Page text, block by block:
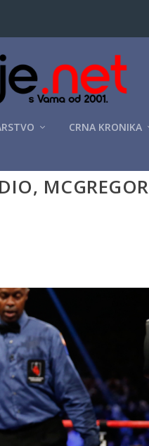
CRNA KRONIKA
MCGREGOR